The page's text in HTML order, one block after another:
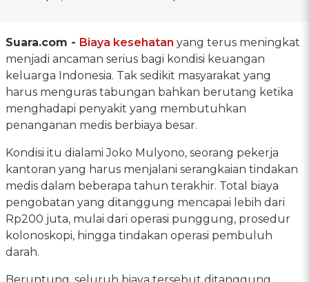
Suara.com - Biaya kesehatan yang terus meningkat
menjadi ancaman serius bagi kondisi keuangan
keluarga Indonesia. Tak sedikit masyarakat yang
harus menguras tabungan bahkan berutang ketika
menghadapi penyakit yang membutuhkan
penanganan medis berbiaya besar.
Kondisi itu dialami Joko Mulyono, seorang pekerja
kantoran yang harus menjalani serangkaian tindakan
medis dalam beberapa tahun terakhir. Total biaya
pengobatan yang ditanggung mencapai lebih dari
Rp200 juta, mulai dari operasi punggung, prosedur
kolonoskopi, hingga tindakan operasi pembuluh
darah.